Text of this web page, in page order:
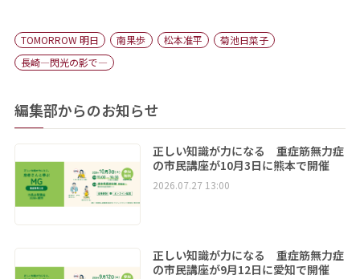
TOMORROW 明日 南果歩 松本准平
菊池日菜子
長崎―閃光の影で―
編集部からのお知らせ
正しい知識が力になる 重症筋無力症
の市民講座が10月3日に熊本で開催
2026.07.27 13:00
正しい知識が力になる 重症筋無力症
の市民講座が9月12日に愛知で開催